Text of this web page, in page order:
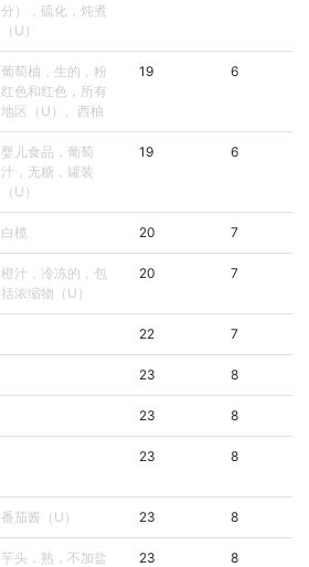
分），硫化，炖煮
（U）
葡萄柚，生的，粉
红色和红色，所有
地区（U）、西柚
19 6
婴儿食品，葡萄
汁，无糖，罐装
（U）
19 6
白榄 20 7
橙汁，冷冻的，包
括浓缩物（U）
20 7
22 7
23 8
23 8
23 8
番茄酱（U） 23 8
芋头，熟，不加盐
23 8